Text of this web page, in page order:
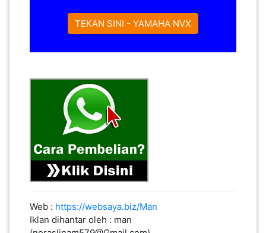
TEKAN SINI - YAMAHA NVX
Web : https://websaya.biz/Man
Iklan dihantar oleh : man